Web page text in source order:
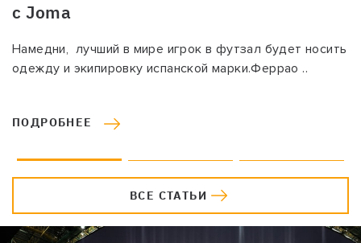
с Joma
Намедни, лучший в мире игрок в футзал будет носить
одежду и экипировку испанской марки.Феррао ..
ПОДРОБНЕЕ
ВСЕ СТАТЬИ